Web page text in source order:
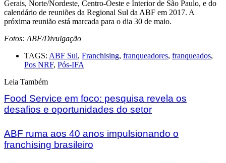
Gerais, Norte/Nordeste, Centro-Oeste e Interior de São Paulo, e do
calendário de reuniões da Regional Sul da ABF em 2017. A
próxima reunião está marcada para o dia 30 de maio.
Fotos: ABF/Divulgação
TAGS: ABF Sul, Franchising, franqueadores, franqueados,
Pos NRF, Pós-IFA
Leia Também
Food Service em foco: pesquisa revela os
desafios e oportunidades do setor
ABF ruma aos 40 anos impulsionando o
franchising brasileiro